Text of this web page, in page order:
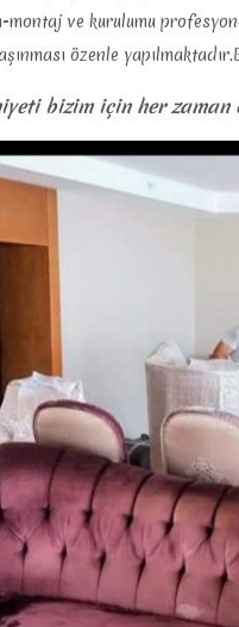
montaj ve kurulumu
özenle
bizim için her zaman